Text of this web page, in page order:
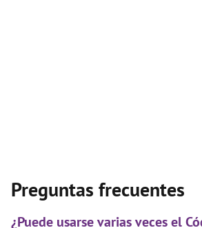
Preguntas frecuentes
¿Puede usarse varias veces el